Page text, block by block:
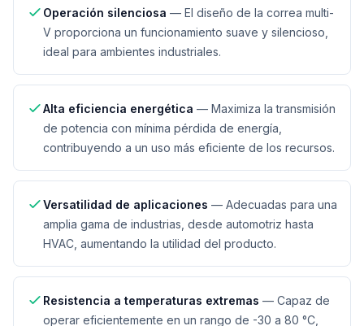
Operación silenciosa — El diseño de la correa multi-
V proporciona un funcionamiento suave y silencioso,
ideal para ambientes industriales.
Alta eficiencia energética — Maximiza la transmisión
de potencia con mínima pérdida de energía,
contribuyendo a un uso más eficiente de los recursos.
Versatilidad de aplicaciones — Adecuadas para una
amplia gama de industrias, desde automotriz hasta
HVAC, aumentando la utilidad del producto.
Resistencia a temperaturas extremas — Capaz de
operar eficientemente en un rango de -30 a 80 °C,